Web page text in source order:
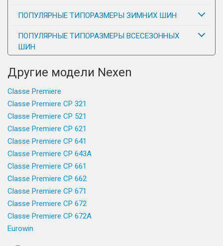
ПОПУЛЯРНЫЕ ТИПОРАЗМЕРЫ ЗИМНИХ ШИН
ПОПУЛЯРНЫЕ ТИПОРАЗМЕРЫ ВСЕСЕЗОННЫХ
ШИН
Другие модели Nexen
Classe Premiere
Classe Premiere CP 321
Classe Premiere CP 521
Classe Premiere CP 621
Classe Premiere CP 641
Classe Premiere CP 643A
Classe Premiere CP 661
Classe Premiere CP 662
Classe Premiere CP 671
Classe Premiere CP 672
Classe Premiere CP 672A
Eurowin